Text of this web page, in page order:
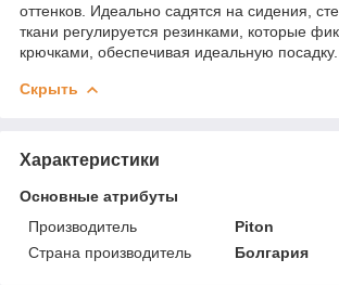
оттенков. Идеально садятся на сидения,
ткани регулируется резинками, которые
крючками, обеспечивая идеальную посадку.
Скрыть
Характеристики
Основные атрибуты
Производитель
Piton
Страна производитель
Болгария